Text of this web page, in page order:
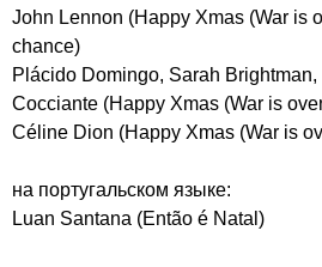
John Lennon (Happy Xmas (War is
chance)
Pl ácido Domingo, Sarah Brightman,
Cocciante (Happy Xmas (War is
Cé line Dion (Happy Xmas (War is
на португальском языке:
Luan Santana (Então é Natal )